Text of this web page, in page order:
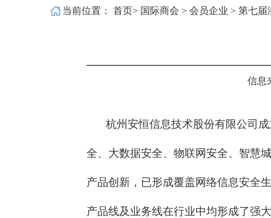
当前位置： 首页> 国际商会 > 会员企业 > 第七届
信息
杭州安恒信息技术股份有限公司
全、大数据安全、物联网安全、智慧
产品创新，已形成覆盖网络信息安全
产品线及业务线在行业中均形成了强